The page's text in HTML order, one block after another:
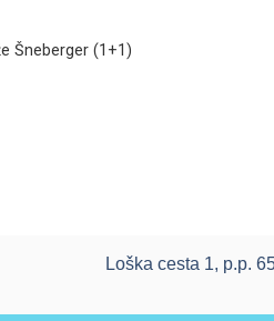
Šneberger (1+1)
Loška cesta 1, p.p.